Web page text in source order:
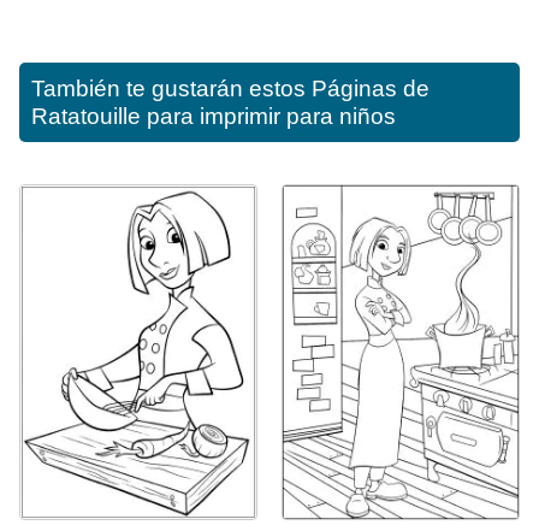
También te gustarán estos Páginas de
Ratatouille para imprimir para niños